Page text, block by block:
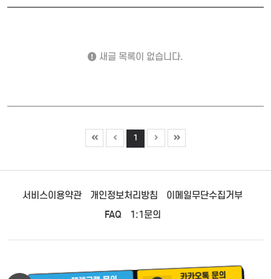
새글 목록이 없습니다.
1
서비스이용약관 개인정보처리방침
이메일무단수집거부
FAQ
1:1문의